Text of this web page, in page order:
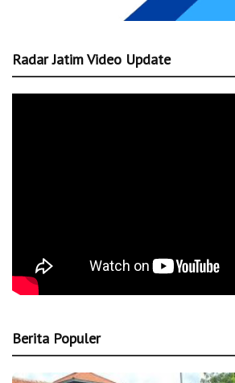
Radar Jatim Video Update
Berita Populer